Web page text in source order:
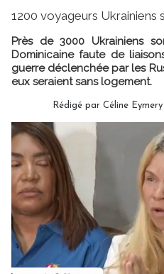
1200 voyageurs Ukrainiens
Près de 3000 Ukrainiens
Dominicaine faute de
guerre déclenchée par les
eux seraient sans logement.
Rédigé par Céline Eymery